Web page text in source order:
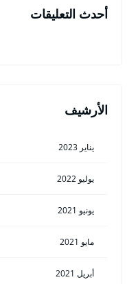
أحدث التعليقات
الأرشيف
يناير 2023
يوليو 2022
يونيو 2021
مايو 2021
أبريل 2021